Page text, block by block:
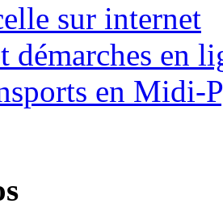
sur internet
démarches en
en Midi-